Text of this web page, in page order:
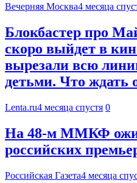
Вечерняя Москва4 месяца
Блокбастер про
скоро выйдет в
вырезали всю
детьми. Что ждать
Lenta.ru4 месяца спустя 0
На 48-м ММКФ
российских
Российская Газета4 месяца